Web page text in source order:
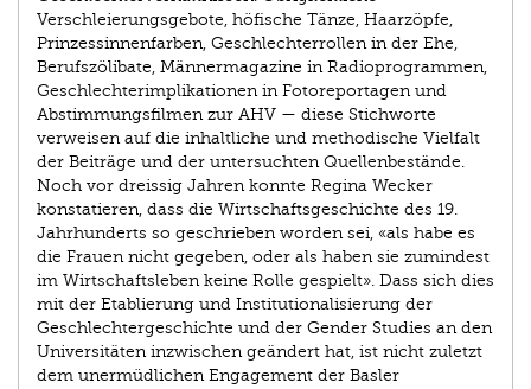
Verschleierungsgebote, höfische Tänze, Haarzöpfe,
Prinzessinnenfarben, Geschlechterrollen in der Ehe,
Berufszölibate, Männermagazine in Radioprogrammen,
Geschlechterimplikationen in Fotoreportagen und
Abstimmungsfilmen zur AHV — diese Stichworte
verweisen auf die inhaltliche und methodische Vielfalt
der Beiträge und der untersuchten Quellenbestände.
Noch vor dreissig Jahren konnte Regina Wecker
konstatieren, dass die Wirtschaftsgeschichte des 19.
Jahrhunderts so geschrieben worden sei, «als habe es
die Frauen nicht gegeben, oder als haben sie zumindest
im Wirtschaftsleben keine Rolle gespielt». Dass sich dies
mit der Etablierung und Institutionalisierung der
Geschlechtergeschichte und der Gender Studies an den
Universitäten inzwischen geändert hat, ist nicht zuletzt
dem unermüdlichen Engagement der Basler